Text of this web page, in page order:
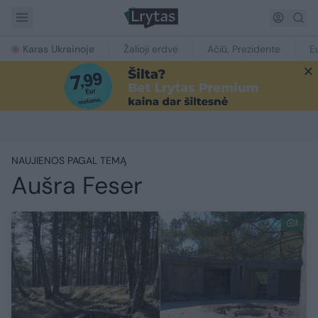
Karas Ukrainoje Žalioji erdvė Ačiū, Prezidente
NAUJIENOS PAGAL TEMĄ
Aušra Feser
1